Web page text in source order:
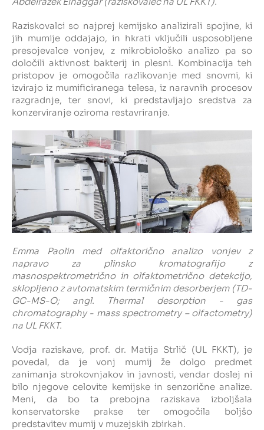
Raziskovalci so najprej kemijsko analizirali spojine, ki
jih mumije oddajajo, in hkrati vključili usposobljene
presojevalce vonjev, z mikrobiološko analizo pa so
določili aktivnost bakterij in plesni. Kombinacija teh
pristopov je omogočila razlikovanje med snovmi, ki
izvirajo iz mumificiranega telesa, iz naravnih procesov
razgradnje, ter snovi, ki predstavljajo sredstva za
konzerviranje oziroma restavriranje.
Emma Paolin med olfaktorično analizo vonjev z
napravo za plinsko kromatografijo z
masnospektrometrično in olfaktometrično detekcijo,
sklopljeno z avtomatskim termičnim desorberjem (TD-
GC-MS-O; angl. Thermal desorption - gas
chromatography - mass spectrometry – olfactometry)
na UL FKKT.
Vodja raziskave, prof. dr. Matija Strlič (UL FKKT), je
povedal, da je vonj mumij že dolgo predmet
zanimanja strokovnjakov in javnosti, vendar doslej ni
bilo njegove celovite kemijske in senzorične analize.
Meni, da bo ta prebojna raziskava izboljšala
konservatorske prakse ter omogočila boljšo
predstavitev mumij v muzejskih zbirkah.